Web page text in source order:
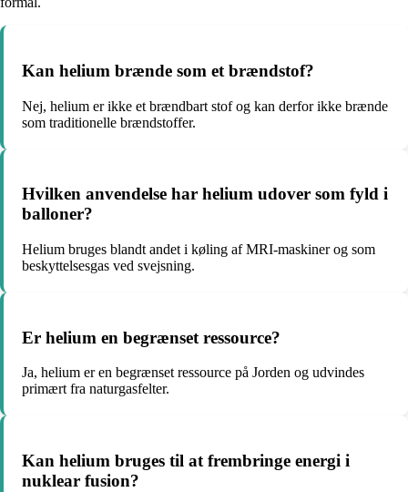
Kan helium brænde som et brændstof?
Nej, helium er ikke et brændbart stof og kan derfor ikke brænde
som traditionelle brændstoffer.
Hvilken anvendelse har helium udover som fyld i
balloner?
Helium bruges blandt andet i køling af MRI-maskiner og som
beskyttelsesgas ved svejsning.
Er helium en begrænset ressource?
Ja, helium er en begrænset ressource på Jorden og udvindes
primært fra naturgasfelter.
Kan helium bruges til at frembringe energi i
nuklear fusion?